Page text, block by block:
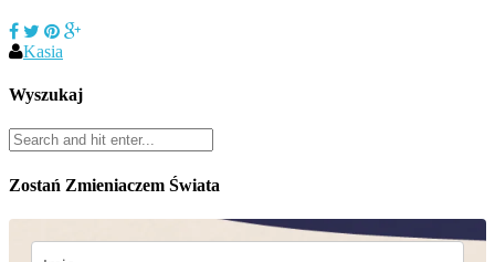
Kasia
Wyszukaj
Zostań Zmieniaczem Świata